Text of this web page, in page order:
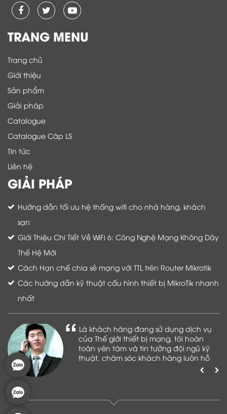
TRANG MENU
Trang chủ
Giới thiệu
Sản phẩm
Giải pháp
Catalogue
Catalogue Cáp LS
Tin tức
Liên hệ
GIẢI PHÁP
Hướng dẫn tối ưu hệ thống wifi cho nhà hàng, khách
sạn
Giới Thiệu Chi Tiết Về WiFi 6: Công Nghệ Mạng Không Dây
Thế Hệ Mới
Cách Hạn chế chia sẻ mạng với TTL trên Router Mikrotik
Các hướng dẫn kỹ thuật cấu hình thiết bị MikroTik nhanh
nhất
Là khách hàng đang sử dụng dịch vụ
của Thế giới thiết bị mạng, tôi hoàn
toàn yên tâm và tin tưởng đội ngũ kỹ
thuật, chăm sóc khách hàng luôn hỗ